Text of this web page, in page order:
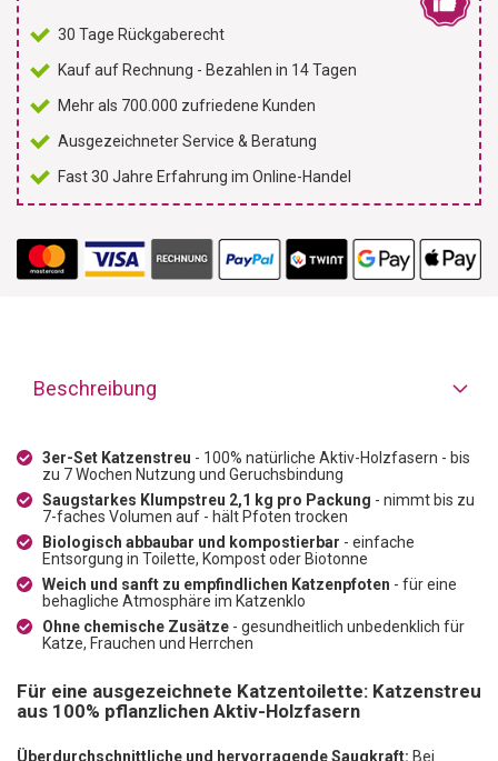
30 Tage Rückgaberecht
Kauf auf Rechnung - Bezahlen in 14 Tagen
Mehr als 700.000 zufriedene Kunden
Ausgezeichneter Service & Beratung
Fast 30 Jahre Erfahrung im Online-Handel
Beschreibung
3er-Set Katzenstreu - 100% natürliche Aktiv-Holzfasern - bis
zu 7 Wochen Nutzung und Geruchsbindung
Saugstarkes Klumpstreu 2,1 kg pro Packung - nimmt bis zu
7-faches Volumen auf - hält Pfoten trocken
Biologisch abbaubar und kompostierbar - einfache
Entsorgung in Toilette, Kompost oder Biotonne
Weich und sanft zu empfindlichen Katzenpfoten - für eine
behagliche Atmosphäre im Katzenklo
Ohne chemische Zusätze - gesundheitlich unbedenklich für
Katze, Frauchen und Herrchen
Für eine ausgezeichnete Katzentoilette: Katzenstreu
aus 100% pflanzlichen Aktiv-Holzfasern
Überdurchschnittliche und hervorragende Saugkraft: Bei